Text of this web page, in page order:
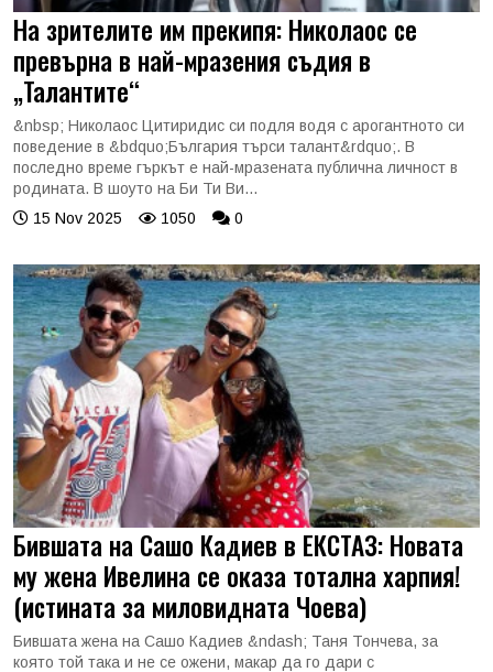
На зрителите им прекипя: Николаос се
превърна в най-мразения съдия в
„Талантите“
&nbsp; Николаос Цитиридис си подля водя с арогантното си
поведение в &bdquo;България търси талант&rdquo;. В
последно време гъркът е най-мразената публична личност в
родината. В шоуто на Би Ти Ви...
15 Nov 2025
1050 0
Бившата на Сашо Кадиев в ЕКСТАЗ: Новата
му жена Ивелина се оказа тотална харпия!
(истината за миловидната Чоева)
Бившата жена на Сашо Кадиев &ndash; Таня Тончева, за
която той така и не се ожени, макар да го дари с